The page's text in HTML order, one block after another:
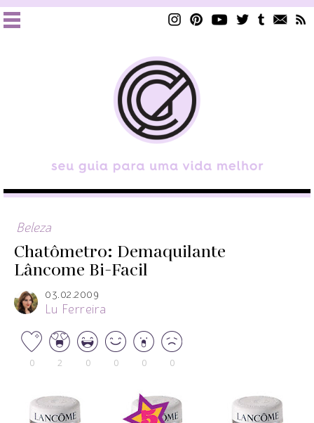
Beleza
Chatômetro: Demaquilante
Lâncome Bi-Facil
03.02.2009
Lu Ferreira
0 2 0 0 0 0